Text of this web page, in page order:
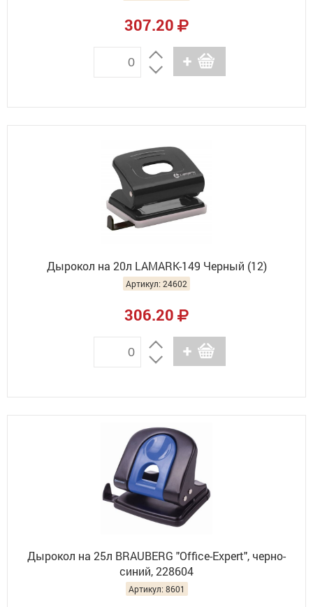
307.20
Дырокол на 20л LAMARK-149 Черный (12)
Артикул: 24602
306.20
Дырокол на 25л BRAUBERG "Office-Expert", черно-
синий, 228604
Артикул: 8601